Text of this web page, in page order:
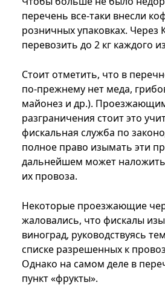
перечень все-таки внесли
розничных упаковках.
перевозить до 2 кг каждого
Стоит отметить, что в
по-прежнему нет меда,
майонез и др.).
разграничения стоит это
фискальная служба по
полное право изымать эти
дальнейшем может
их провоза.
Некоторые проезжающие
жаловались, что фискалы
виноград, руководствуясь
списке разрешенных к
Однако на самом деле в
пункт «фрукты».